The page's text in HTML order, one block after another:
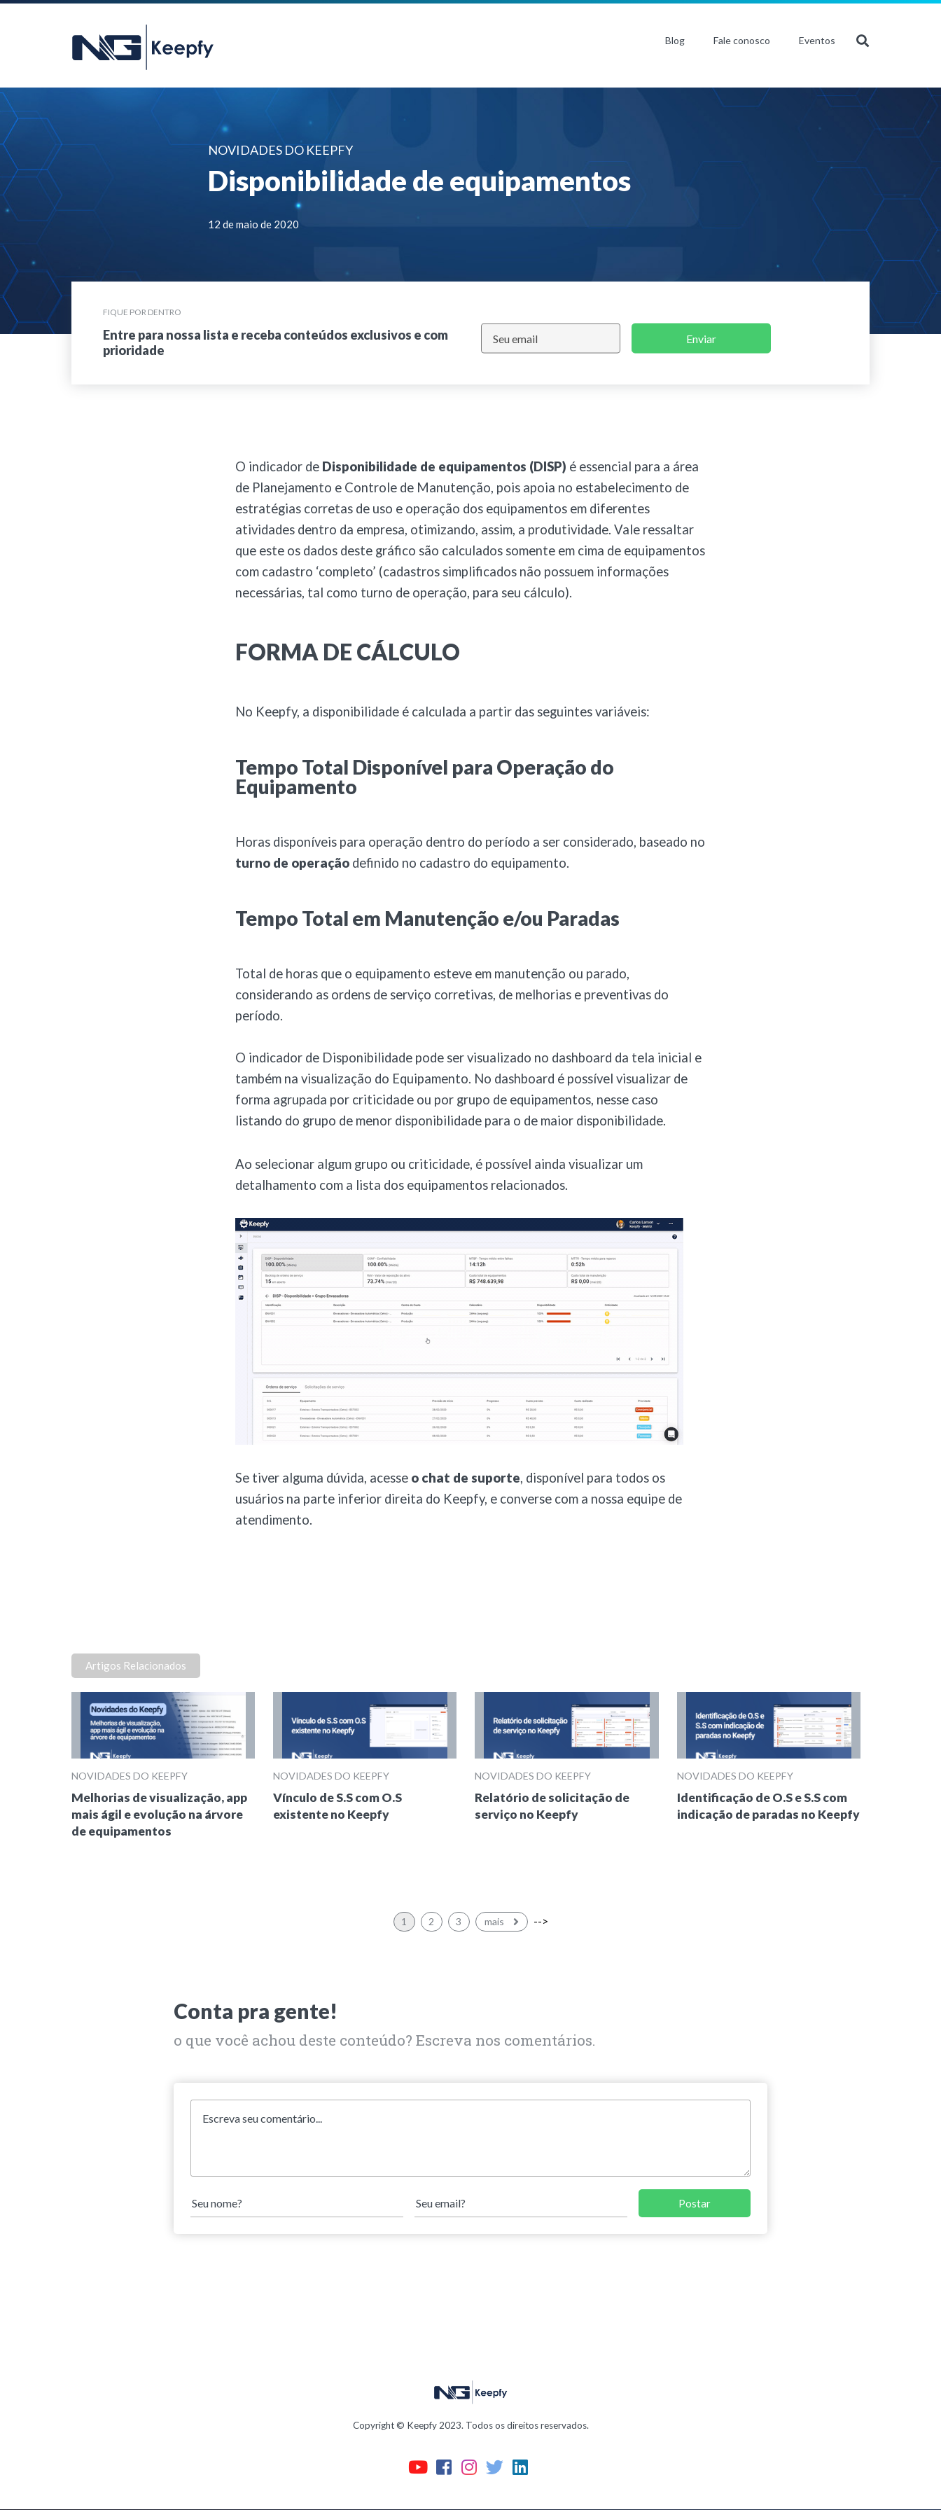
Blog Fale conosco Eventos
NOVIDADES DO KEEPFY
Disponibilidade de equipamentos
12 de maio de 2020
FIQUE POR DENTRO
Entre para nossa lista e receba conteúdos exclusivos e com
prioridade
Enviar
O indicador de Disponibilidade de equipamentos (DISP) é essencial para a área
de Planejamento e Controle de Manutenção, pois apoia no estabelecimento de
estratégias corretas de uso e operação dos equipamentos em diferentes
atividades dentro da empresa, otimizando, assim, a produtividade. Vale ressaltar
que este os dados deste gráfico são calculados somente em cima de equipamentos
com cadastro ‘completo’ (cadastros simplificados não possuem informações
necessárias, tal como turno de operação, para seu cálculo).
FORMA DE CÁLCULO
No Keepfy, a disponibilidade é calculada a partir das seguintes variáveis:
Tempo Total Disponível para Operação do
Equipamento
Horas disponíveis para operação dentro do período a ser considerado, baseado no
turno de operação definido no cadastro do equipamento.
Tempo Total em Manutenção e/ou Paradas
Total de horas que o equipamento esteve em manutenção ou parado,
considerando as ordens de serviço corretivas, de melhorias e preventivas do
período.
O indicador de Disponibilidade pode ser visualizado no dashboard da tela inicial e
também na visualização do Equipamento. No dashboard é possível visualizar de
forma agrupada por criticidade ou por grupo de equipamentos, nesse caso
listando do grupo de menor disponibilidade para o de maior disponibilidade.
Ao selecionar algum grupo ou criticidade, é possível ainda visualizar um
detalhamento com a lista dos equipamentos relacionados.
Se tiver alguma dúvida, acesse o chat de suporte, disponível para todos os
usuários na parte inferior direita do Keepfy, e converse com a nossa equipe de
atendimento.
Artigos Relacionados
NOVIDADES DO KEEPFY
Melhorias de visualização, app
mais ágil e evolução na árvore
de equipamentos
NOVIDADES DO KEEPFY
Vínculo de S.S com O.S
existente no Keepfy
NOVIDADES DO KEEPFY
Relatório de solicitação de
serviço no Keepfy
NOVIDADES DO KEEPFY
Identificação de O.S e S.S com
indicação de paradas no Keepfy
1 2 3 mais -->
Conta pra gente!
o que você achou deste conteúdo? Escreva nos comentários.
Copyright © Keepfy 2023. Todos os direitos reservados.